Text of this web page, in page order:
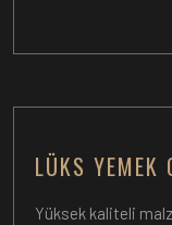
LÜKS YEMEK
Yüksek kaliteli